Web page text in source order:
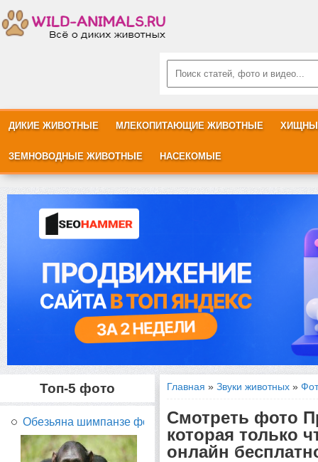
ДИКИЕ ЖИВОТНЫЕ МЛЕКОПИТАЮЩИЕ ЖИВОТНЫЕ
ЗЕМНОВОДНЫЕ ЖИВОТНЫЕ НАСЕКОМЫЕ
Топ-5 фото
Обезьяна шимпанзе фото...
Главная »Звуки животных »
Смотреть фото
которая только
онлайн